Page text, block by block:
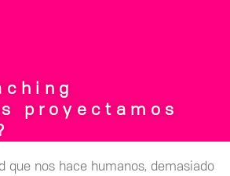
proyectamos
que nos hace humanos, demasiado